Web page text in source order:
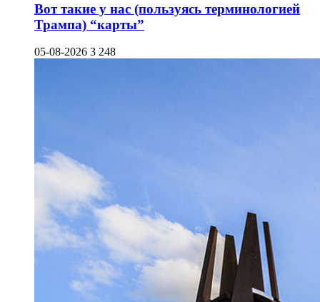
Вот такие у нас (пользуясь терминологией
Трампа) “карты”
05-08-2026 3 248